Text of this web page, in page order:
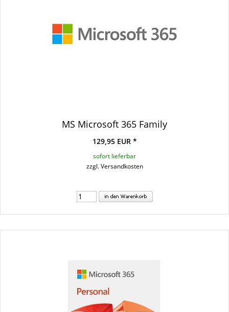
MS Microsoft 365 Family
129,95 EUR *
sofort lieferbar
zzgl. Versandkosten